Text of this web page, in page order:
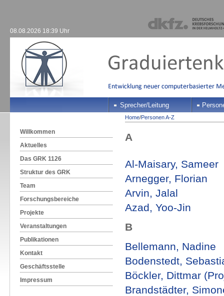
08.08.2026 18:39 Uhr
Sprecher/Leitung
Willkommen
Aktuelles
Das GRK 1126
Struktur des GRK
Team
Forschungsbereiche
Projekte
Veranstaltungen
Publikationen
Kontakt
Geschäftsstelle
Impressum
Home/Personen A-Z
A
Al-Maisary, Sameer
Arnegger, Florian
Arvin, Jalal
Azad, Yoo-Jin
B
Bellemann, Nadine
Bodenstedt,
Böckler, Dittmar
Brandstädter,